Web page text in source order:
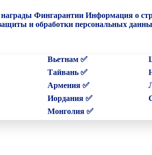
Фингарантии Информация о
и обработки персональных
Вьетнам ✅
Тайвань ✅
Армения ✅
Иордания ✅
Монголия ✅